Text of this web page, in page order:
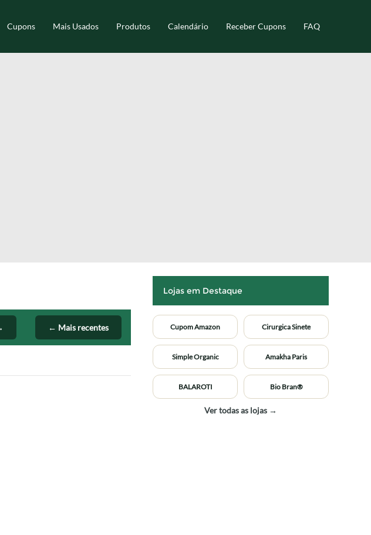
Cupons Mais Usados Produtos Calendário Receber Cupons FAQ
← Mais recentes
Lojas em Destaque
Cupom Amazon Cirurgica Sinete
Simple Organic Amakha Paris
BALAROTI Bio Bran®
Ver todas as lojas →